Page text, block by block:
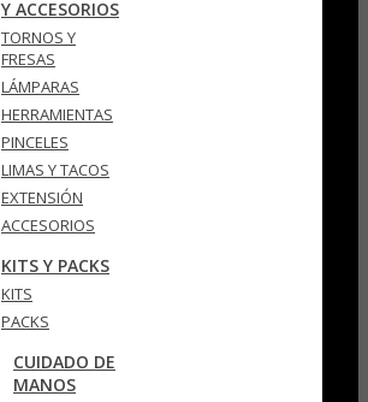
Y ACCESORIOS
TORNOS Y
FRESAS
LÁMPARAS
HERRAMIENTAS
PINCELES
LIMAS Y TACOS
EXTENSIÓN
ACCESORIOS
KITS Y PACKS
KITS
PACKS
CUIDADO DE
MANOS